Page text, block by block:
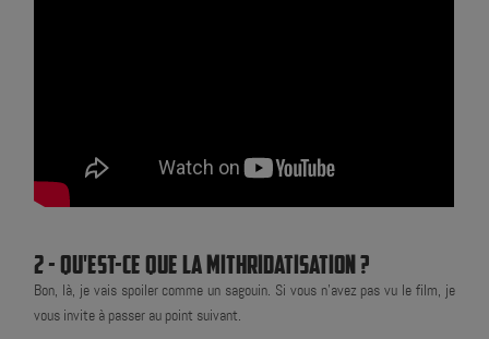
2 - QU'EST-CE QUE LA MITHRIDATISATION ?
Bon, là, je vais spoiler comme un sagouin. Si vous n'avez pas vu le film, je
vous invite à passer au point suivant.